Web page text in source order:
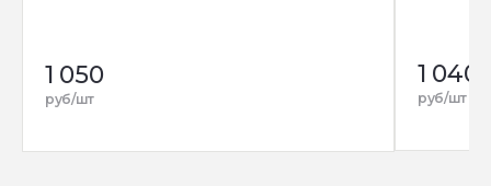
1 050
руб/шт
1 040
руб/шт